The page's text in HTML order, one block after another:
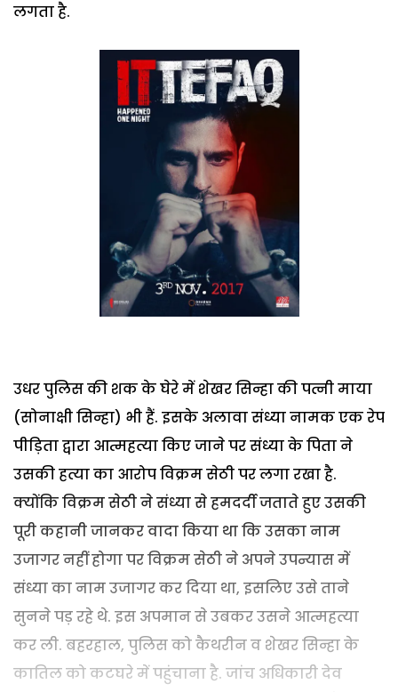
लगता है.
उधर पुलिस की शक के घेरे में शेखर सिन्हा की पत्नी माया
(सोनाक्षी सिन्हा) भी हैं. इसके अलावा संध्या नामक एक रेप
पीड़िता द्वारा आत्महत्या किए जाने पर संध्या के पिता ने
उसकी हत्या का आरोप विक्रम सेठी पर लगा रखा है.
क्योंकि विक्रम सेठी ने संध्या से हमदर्दी जताते हुए उसकी
पूरी कहानी जानकर वादा किया था कि उसका नाम
उजागर नहीं होगा पर विक्रम सेठी ने अपने उपन्यास में
संध्या का नाम उजागर कर दिया था, इसलिए उसे ताने
सुनने पड़ रहे थे. इस अपमान से उबकर उसने आत्महत्या
कर ली. बहरहाल, पुलिस को कैथरीन व शेखर सिन्हा के
कातिल को कटघरे में पहुंचाना है. जांच अधिकारी देव